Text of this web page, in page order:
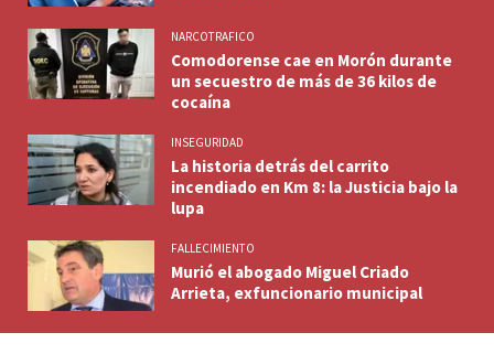
NARCOTRAFICO
Comodorense cae en Morón durante
un secuestro de más de 36 kilos de
cocaína
INSEGURIDAD
La historia detrás del carrito
incendiado en Km 8: la Justicia bajo la
lupa
FALLECIMIENTO
Murió el abogado Miguel Criado
Arrieta, exfuncionario municipal